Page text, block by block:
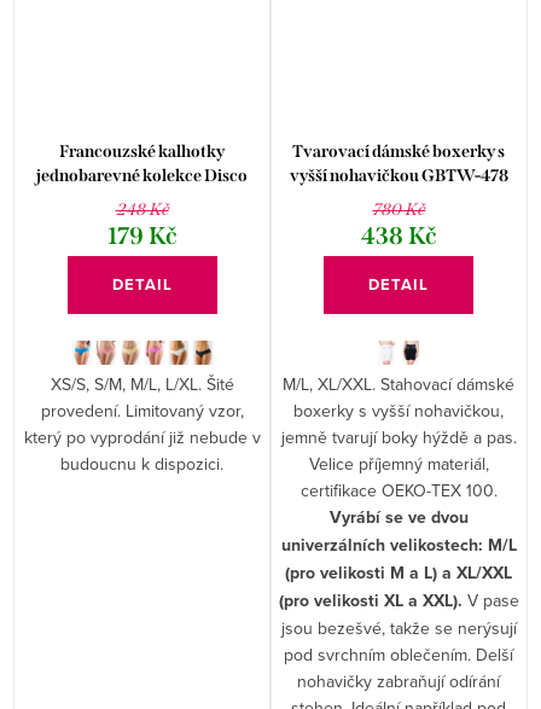
Francouzské kalhotky
jednobarevné kolekce Disco
14122P
248 Kč
179 Kč
DETAIL
XS/S, S/M, M/L, L/XL. Šité
provedení. Limitovaný vzor,
který po vyprodání již nebude v
budoucnu k dispozici.
Tvarovací dámské boxerky s
vyšší nohavičkou GBTW-478
780 Kč
438 Kč
DETAIL
M/L, XL/XXL. Stahovací dámské
boxerky s vyšší nohavičkou,
jemně tvarují boky hýždě a pas.
Velice příjemný materiál,
certifikace OEKO-TEX 100.
Vyrábí se ve dvou
univerzálních velikostech: M/L
(pro velikosti M a L) a XL/XXL
(pro velikosti XL a XXL). V pase
jsou bezešvé, takže se nerýsují
pod svrchním oblečením. Delší
nohavičky zabraňují odírání